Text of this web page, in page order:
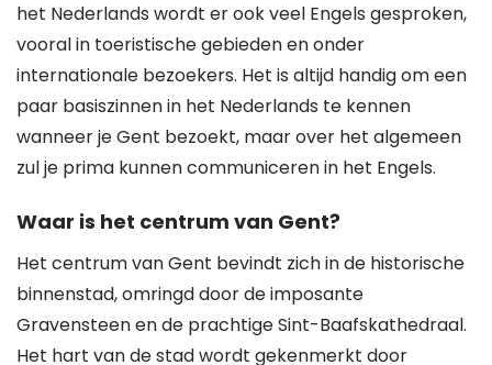
het Nederlands wordt er ook veel Engels gesproken,
vooral in toeristische gebieden en onder
internationale bezoekers. Het is altijd handig om een
paar basiszinnen in het Nederlands te kennen
wanneer je Gent bezoekt, maar over het algemeen
zul je prima kunnen communiceren in het Engels.
Waar is het centrum van Gent?
Het centrum van Gent bevindt zich in de historische
binnenstad, omringd door de imposante
Gravensteen en de prachtige Sint-Baafskathedraal.
Het hart van de stad wordt gekenmerkt door